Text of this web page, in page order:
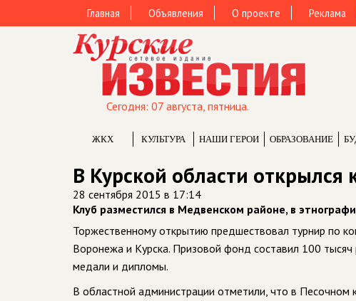
Главная Объявления О проекте Реклама
Сегодня: 07 августа, пятница.
ЖКХ КУЛЬТУРА НАШИ ГЕРОИ ОБРАЗОВАНИЕ
В Курской области
28 сентября 2015 в 17:14
Клуб разместился в Медвенском районе, в
Торжественному открытию предшествовал турнир по
Воронежа и Курска. Призовой фонд составил 100
медали и дипломы.
В областной администрации отметили, что в